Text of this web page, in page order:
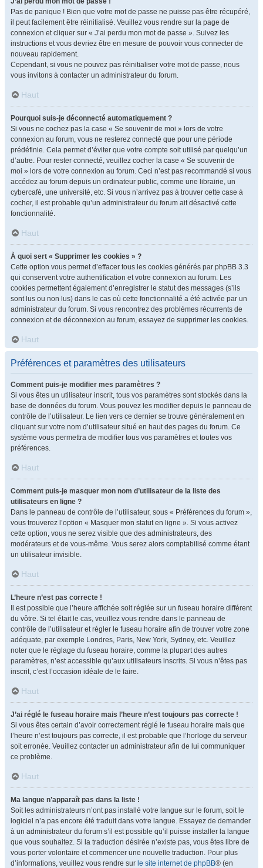
Pas de panique ! Bien que votre mot de passe ne puisse pas être récupéré,
il peut facilement être réinitialisé. Veuillez vous rendre sur la page de
connexion et cliquer sur « J’ai perdu mon mot de passe ». Suivez les
instructions et vous devriez être en mesure de pouvoir vous connecter de
nouveau rapidement.
Cependant, si vous ne pouvez pas réinitialiser votre mot de passe, nous
vous invitons à contacter un administrateur du forum.
Haut
Pourquoi suis-je déconnecté automatiquement ?
Si vous ne cochez pas la case « Se souvenir de moi » lors de votre
connexion au forum, vous ne resterez connecté que pour une période
prédéfinie. Cela permet d’éviter que votre compte soit utilisé par quelqu’un
d’autre. Pour rester connecté, veuillez cocher la case « Se souvenir de
moi » lors de votre connexion au forum. Ceci n’est pas recommandé si vous
accédez au forum depuis un ordinateur public, comme une librairie, un
cybercafé, une université, etc. Si vous n’arrivez pas à trouver cette case à
cocher, il est probable qu’un administrateur du forum ait désactivé cette
fonctionnalité.
Haut
À quoi sert « Supprimer les cookies » ?
Cette option vous permet d’effacer tous les cookies générés par phpBB 3.3
qui conservent votre authentification et votre connexion au forum. Les
cookies permettent également d’enregistrer le statut des messages (s’ils
sont lus ou non lus) dans le cas où cette fonctionnalité a été activée par un
administrateur du forum. Si vous rencontrez des problèmes récurrents de
connexion et de déconnexion au forum, essayez de supprimer les cookies.
Haut
Préférences et paramètres des utilisateurs
Comment puis-je modifier mes paramètres ?
Si vous êtes un utilisateur inscrit, tous vos paramètres sont stockés dans la
base de données du forum. Vous pouvez les modifier depuis le panneau de
contrôle de l’utilisateur. Le lien vers ce dernier se trouve généralement en
cliquant sur votre nom d’utilisateur situé en haut des pages du forum. Ce
système vous permettra de modifier tous vos paramètres et toutes vos
préférences.
Haut
Comment puis-je masquer mon nom d’utilisateur de la liste des
utilisateurs en ligne ?
Dans le panneau de contrôle de l’utilisateur, sous « Préférences du forum »,
vous trouverez l’option « Masquer mon statut en ligne ». Si vous activez
cette option, vous ne serez visible que des administrateurs, des
modérateurs et de vous-même. Vous serez alors comptabilisé comme étant
un utilisateur invisible.
Haut
L’heure n’est pas correcte !
Il est possible que l’heure affichée soit réglée sur un fuseau horaire différent
du vôtre. Si tel était le cas, veuillez vous rendre dans le panneau de
contrôle de l’utilisateur et régler le fuseau horaire afin de trouver votre zone
adéquate, par exemple Londres, Paris, New York, Sydney, etc. Veuillez
noter que le réglage du fuseau horaire, comme la plupart des autres
paramètres, n’est accessible qu’aux utilisateurs inscrits. Si vous n’êtes pas
inscrit, c’est l’occasion idéale de le faire.
Haut
J’ai réglé le fuseau horaire mais l’heure n’est toujours pas correcte !
Si vous êtes certain d’avoir correctement réglé le fuseau horaire mais que
l’heure n’est toujours pas correcte, il est probable que l’horloge du serveur
soit erronée. Veuillez contacter un administrateur afin de lui communiquer
ce problème.
Haut
Ma langue n’apparaît pas dans la liste !
Soit les administrateurs n’ont pas installé votre langue sur le forum, soit le
logiciel n’a pas encore été traduit dans votre langue. Essayez de demander
à un administrateur du forum s’il est possible qu’il puisse installer la langue
que vous souhaitez. Si la traduction désirée n’existe pas, vous êtes libre de
vous porter volontaire et commencer une nouvelle traduction. Pour plus
d’informations, veuillez vous rendre sur le site internet de phpBB® (en